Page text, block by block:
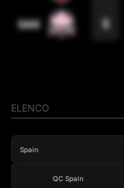
SAK 5
ELENCO
QC Spain